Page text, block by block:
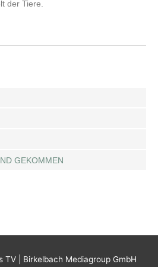
der Tiere.
GEKOMMEN
TV | Birkelbach Mediagroup GmbH